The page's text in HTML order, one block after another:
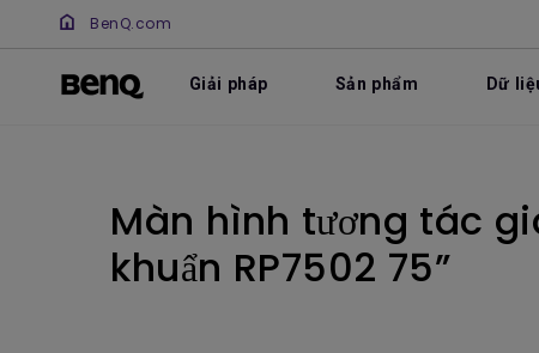
BenQ.com
Giải pháp Sản phẩm Dữ
Màn hình tương tác
khuẩn RP7502 75”